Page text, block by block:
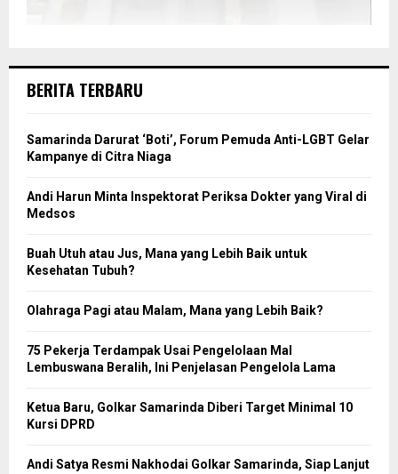
BERITA TERBARU
Samarinda Darurat ‘Boti’, Forum Pemuda Anti-LGBT Gelar
Kampanye di Citra Niaga
Andi Harun Minta Inspektorat Periksa Dokter yang Viral di
Medsos
Buah Utuh atau Jus, Mana yang Lebih Baik untuk
Kesehatan Tubuh?
Olahraga Pagi atau Malam, Mana yang Lebih Baik?
75 Pekerja Terdampak Usai Pengelolaan Mal
Lembuswana Beralih, Ini Penjelasan Pengelola Lama
Ketua Baru, Golkar Samarinda Diberi Target Minimal 10
Kursi DPRD
Andi Satya Resmi Nakhodai Golkar Samarinda, Siap Lanjut